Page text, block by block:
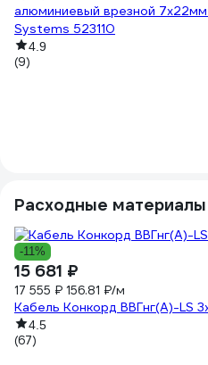
алюминиевый врезной
Systems 523110
4.9
(9)
Расходные материалы
-11%
15 681 ₽
17 555 ₽ 156.81 ₽/м
Кабель Конкорд ВВГнг(А)-LS
4.5
(67)